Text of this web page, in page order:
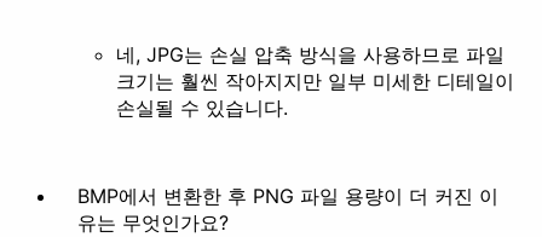
필터 스타일화
네, JPG는 손실 압축 방식을 사용하므로 파일
크기는 훨씬 작아지지만 일부 미세한 디테일이
손실될 수 있습니다.
BMP에서 변환한 후 PNG 파일 용량이 더 커진 이
유는 무엇인가요?